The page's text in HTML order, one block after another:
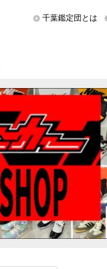
千葉鑑定団とは